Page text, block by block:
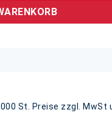
St.
Preise zzgl. MwSt